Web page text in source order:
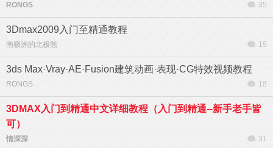
RONGS 35
3Dmax2009入门至精通教程
南极洲的北极熊 19
3ds Max·Vray·AE·Fusion建筑动画·表现·CG特效视频教程
RONGS 18
3DMAX入门到精通中文详细教程（入门到精通--新手老手皆
可）
情深深 31